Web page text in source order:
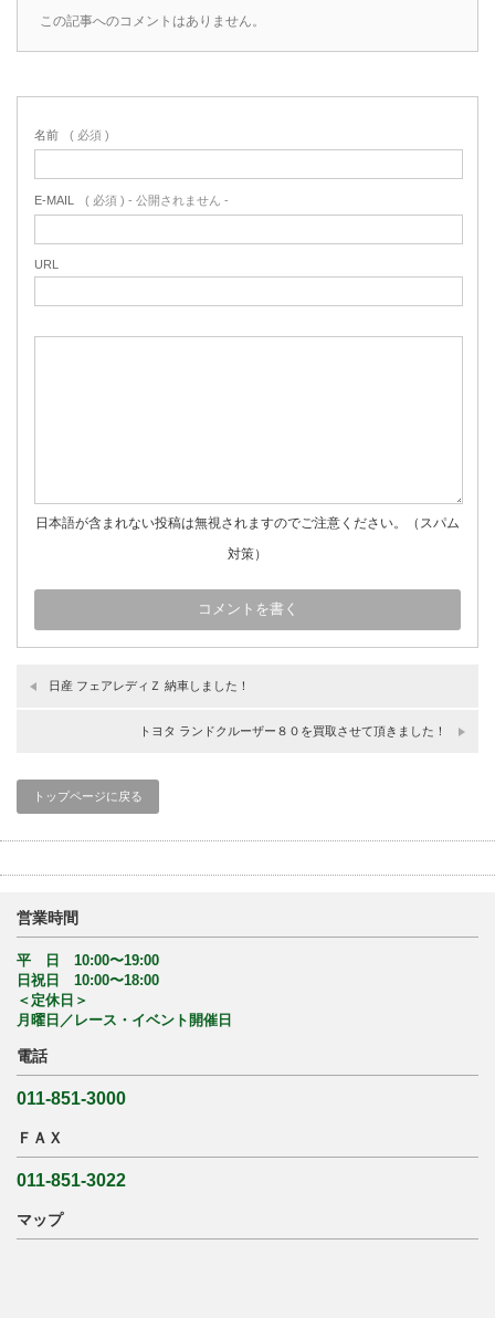
この記事へのコメントはありません。
名前 ( 必須 )
E-MAIL ( 必須 ) - 公開されません -
URL
日本語が含まれない投稿は無視されますのでご注意ください。（スパム
対策）
日産 フェアレディＺ 納車しました！
トヨタ ランドクルーザー８０を買取させて頂きました！
トップページに戻る
営業時間
平 日 10:00〜19:00
日祝日 10:00〜18:00
＜定休日＞
月曜日／レース・イベント開催日
電話
011-851-3000
ＦＡＸ
011-851-3022
マップ